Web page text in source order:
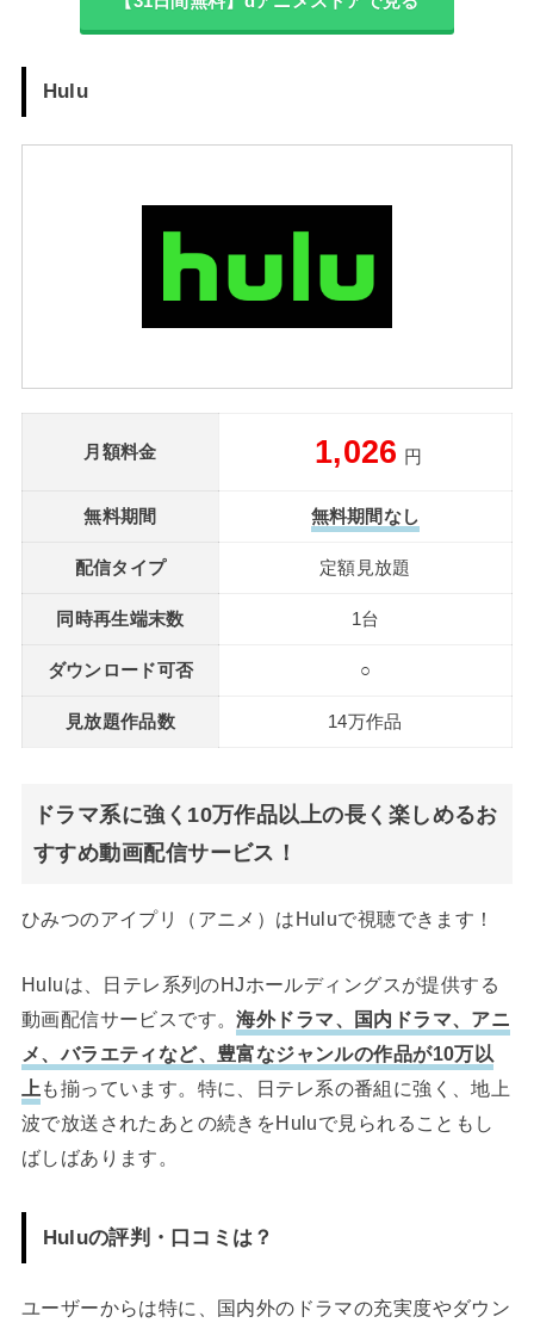
Hulu
月額料金 1,026 円
無料期間 無料期間なし
配信タイプ 定額見放題
同時再生端末数 1台
ダウンロード可否 ○
見放題作品数 14万作品
ドラマ系に強く10万作品以上の長く楽しめるお
すすめ動画配信サービス！
ひみつのアイプリ（アニメ）はHuluで視聴できます！
Huluは、日テレ系列のHJホールディングスが提供する
動画配信サービスです。海外ドラマ、国内ドラマ、アニ
メ、バラエティなど、豊富なジャンルの作品が10万以
上 も揃っています。特に、日テレ系の番組に強く、地上
波で放送されたあとの続きをHuluで見られることもし
ばしばあります。
Huluの評判・口コミは？
ユーザーからは特に、国内外のドラマの充実度やダウン